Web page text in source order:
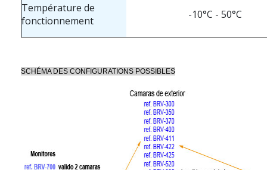
Température de
fonctionnement
-10°C - 50°C
SCHÉMA DES CONFIGURATIONS POSSIBLES